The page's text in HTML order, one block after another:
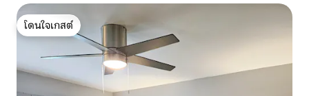
โดนใจเกสต์
โดนใจเกสต์